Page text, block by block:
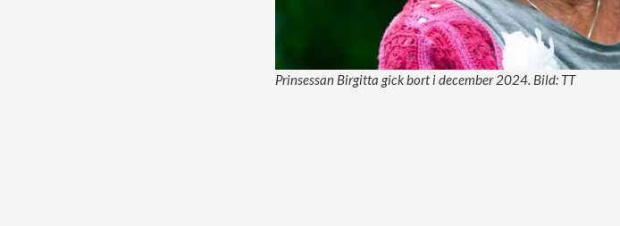
Prinsessan Birgitta gick bort i december 2024. Bild: TT